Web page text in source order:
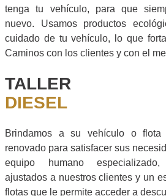
tenga tu vehículo, para que
nuevo. Usamos productos
cuidado de tu vehículo, lo que
Caminos con los clientes y con el
TALLER
DIESEL
Brindamos a su vehículo o
renovado para satisfacer sus
equipo humano
ajustados a nuestros clientes y un
flotas que le permite acceder a